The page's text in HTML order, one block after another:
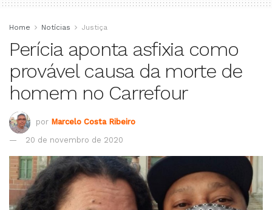
Home Notícias Justiça
Perícia aponta asfixia como
provável causa da morte de
homem no Carrefour
por Marcelo Costa Ribeiro
20 de novembro de 2020